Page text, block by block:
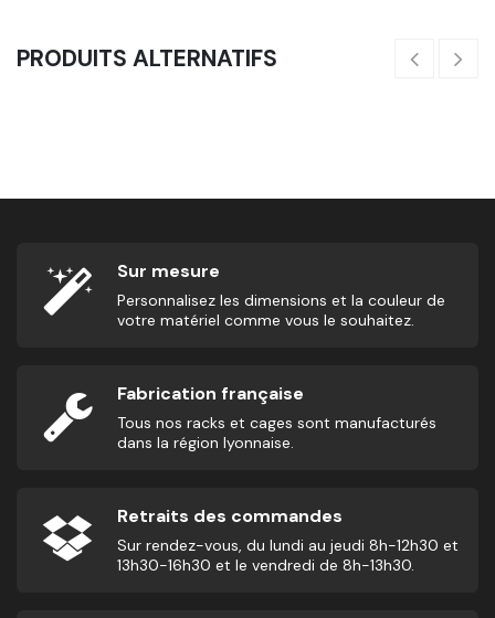
PRODUITS ALTERNATIFS
Sur mesure
Personnalisez les dimensions et la couleur de
votre matériel comme vous le souhaitez.
Fabrication française
Tous nos racks et cages sont manufacturés
dans la région lyonnaise.
Retraits des commandes
Sur rendez-vous, du lundi au jeudi 8h-12h30 et
13h30-16h30 et le vendredi de 8h-13h30.